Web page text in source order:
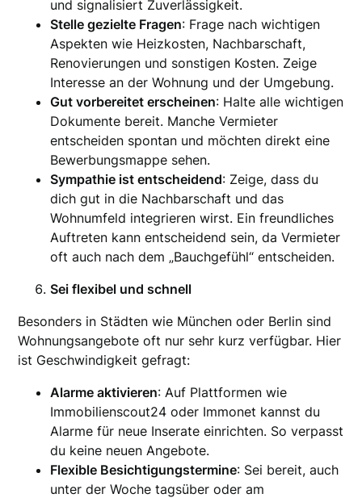
und signalisiert Zuverlässigkeit.
Stelle gezielte Fragen: Frage nach wichtigen
Aspekten wie Heizkosten, Nachbarschaft,
Renovierungen und sonstigen Kosten. Zeige
Interesse an der Wohnung und der Umgebung.
Gut vorbereitet erscheinen: Halte alle wichtigen
Dokumente bereit. Manche Vermieter
entscheiden spontan und möchten direkt eine
Bewerbungsmappe sehen.
Sympathie ist entscheidend: Zeige, dass du
dich gut in die Nachbarschaft und das
Wohnumfeld integrieren wirst. Ein freundliches
Auftreten kann entscheidend sein, da Vermieter
oft auch nach dem „Bauchgefühl“ entscheiden.
Sei flexibel und schnell
Besonders in Städten wie München oder Berlin sind
Wohnungsangebote oft nur sehr kurz verfügbar. Hier
ist Geschwindigkeit gefragt:
Alarme aktivieren: Auf Plattformen wie
Immobilienscout24 oder Immonet kannst du
Alarme für neue Inserate einrichten. So verpasst
du keine neuen Angebote.
Flexible Besichtigungstermine: Sei bereit, auch
unter der Woche tagsüber oder am